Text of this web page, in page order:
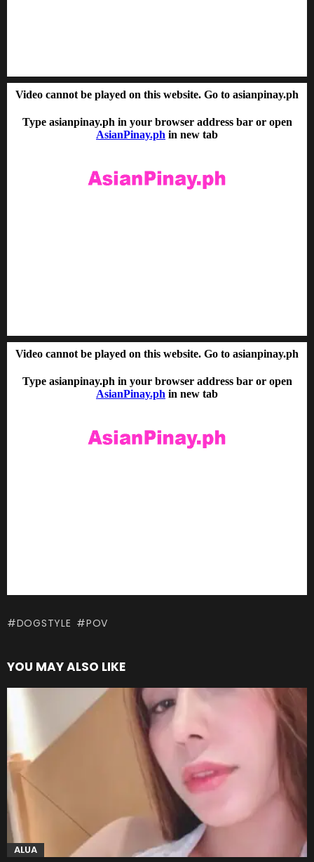
DOGSTYLE POV
YOU MAY ALSO LIKE
ALUA